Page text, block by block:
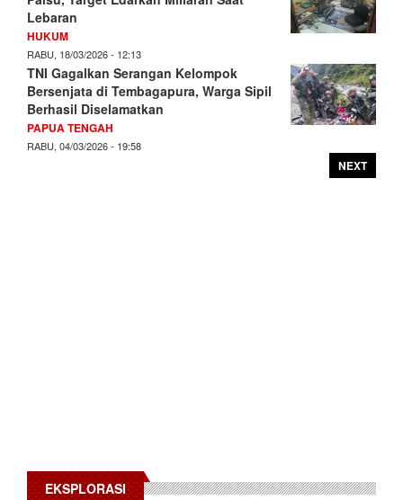
Lebaran
HUKUM
RABU, 18/03/2026 - 12:13
TNI Gagalkan Serangan Kelompok
Bersenjata di Tembagapura, Warga Sipil
Berhasil Diselamatkan
PAPUA TENGAH
RABU, 04/03/2026 - 19:58
NEXT
EKSPLORASI